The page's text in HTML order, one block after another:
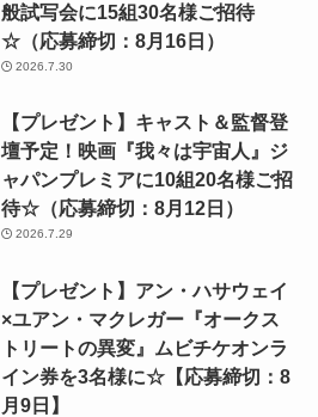
般試写会に15組30名様ご招待
☆（応募締切：8月16日）
2026.7.30
【プレゼント】キャスト＆監督登
壇予定！映画『我々は宇宙人』ジ
ャパンプレミアに10組20名様ご招
待☆（応募締切：8月12日）
2026.7.29
【プレゼント】アン・ハサウェイ
×ユアン・マクレガー『オークス
トリートの異変』ムビチケオンラ
イン券を3名様に☆【応募締切：8
月9日】